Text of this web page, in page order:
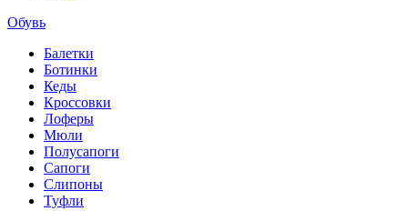
Обувь
Балетки
Ботинки
Кеды
Кроссовки
Лоферы
Мюли
Полусапоги
Сапоги
Слипоны
Туфли